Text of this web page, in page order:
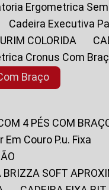
Ergometrica
Cadeira Executiva
COLORIDA
Cronus Com
Braço
4 PÉS COM
Em Couro P.u. Fixa
BRIZZA SOFT